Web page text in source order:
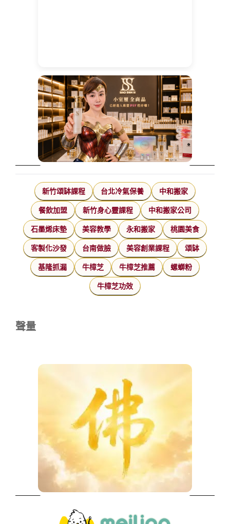
新竹頌缽課程 台北冷氣保養 中和搬家
餐飲加盟 新竹身心靈課程 中和搬家公司
石墨烯床墊 美容教學 永和搬家 桃園美食
客製化沙發 台南做臉 美容創業課程 頌缽
基隆抓漏 牛樟芝 牛樟芝推薦 螺螄粉
牛樟芝功效
聲量